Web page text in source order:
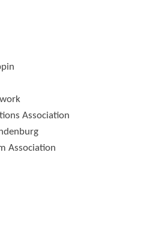
Association
Association